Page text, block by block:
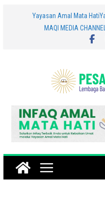
Yayasan Amal Mata Hati
MAQI MEDIA CHANNEL